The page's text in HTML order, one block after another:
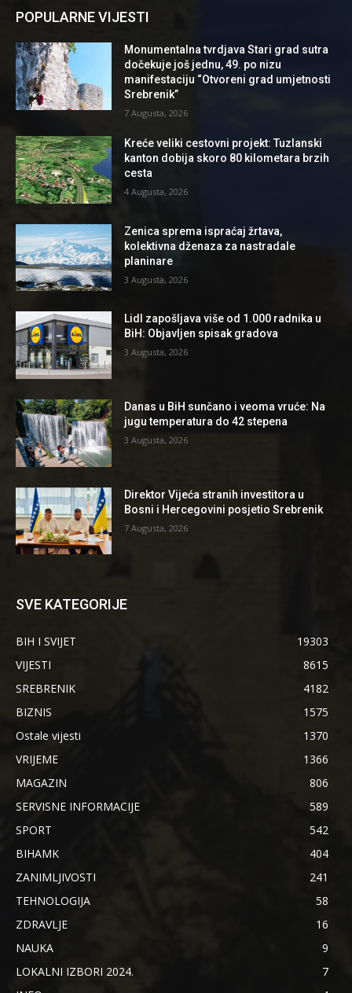
POPULARNE VIJESTI
Monumentalna tvrdjava Stari grad sutra
dočekuje još jednu, 49. po nizu
manifestaciju “Otvoreni grad umjetnosti
Srebrenik”
7 Augusta, 2026
Kreće veliki cestovni projekt: Tuzlanski
kanton dobija skoro 80 kilometara brzih
cesta
4 Augusta, 2026
Zenica sprema ispraćaj žrtava,
kolektivna dženaza za nastradale
planinare
3 Augusta, 2026
Lidl zapošljava više od 1.000 radnika u
BiH: Objavljen spisak gradova
3 Augusta, 2026
Danas u BiH sunčano i veoma vruće: Na
jugu temperatura do 42 stepena
3 Augusta, 2026
Direktor Vijeća stranih investitora u
Bosni i Hercegovini posjetio Srebrenik
7 Augusta, 2026
SVE KATEGORIJE
BIH I SVIJET
19303
VIJESTI
8615
SREBRENIK
4182
BIZNIS
1575
Ostale vijesti
1370
VRIJEME
1366
MAGAZIN
806
SERVISNE INFORMACIJE
589
SPORT
542
BIHAMK
404
ZANIMLJIVOSTI
241
TEHNOLOGIJA
58
ZDRAVLJE
16
NAUKA
9
LOKALNI IZBORI 2024.
7